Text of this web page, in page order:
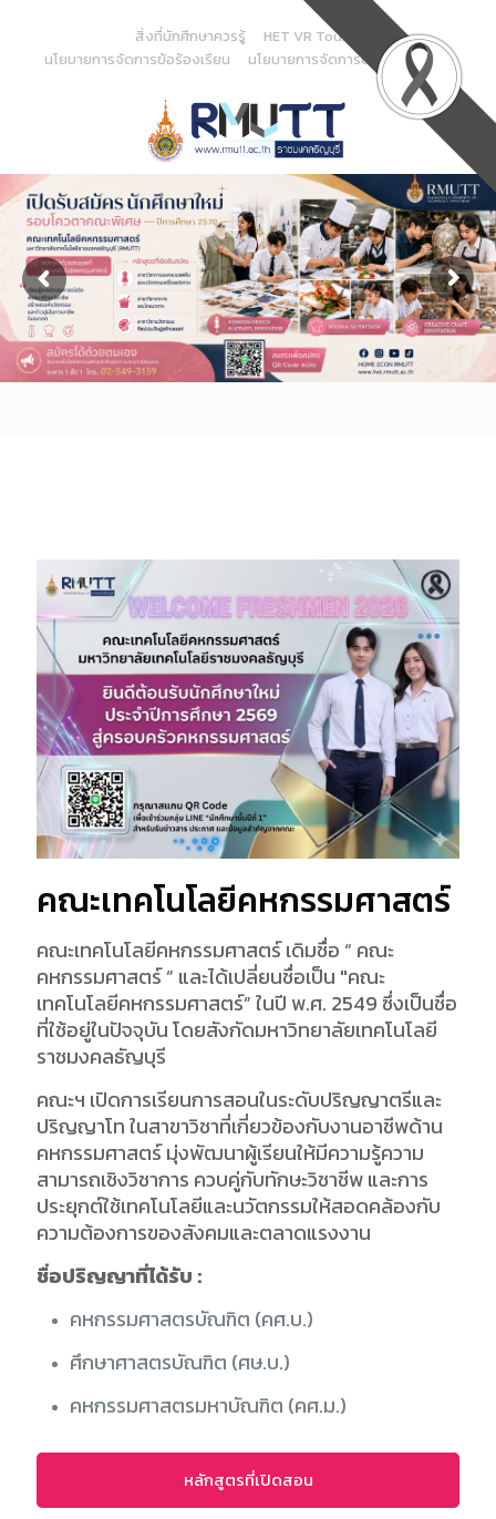
Content
สิ่งที่นักศึกษาควรรู้
HET VR Tour
นโยบายการจัดการข้อร้องเรียน
นโยบายการจัดการด้านสารสนเทศ
คณะเทคโนโลยีคหกรรมศาสตร์
คณะเทคโนโลยีคหกรรมศาสตร์ เดิมชื่อ “ คณะ
คหกรรมศาสตร์ ” และได้เปลี่ยนชื่อเป็น "คณะ
เทคโนโลยีคหกรรมศาสตร์” ในปี พ.ศ. 2549 ซึ่งเป็นชื่อ
ที่ใช้อยู่ในปัจจุบัน โดยสังกัดมหาวิทยาลัยเทคโนโลยี
ราชมงคลธัญบุรี
คณะฯ เปิดการเรียนการสอนในระดับปริญญาตรีและ
ปริญญาโท ในสาขาวิชาที่เกี่ยวข้องกับงานอาชีพด้าน
คหกรรมศาสตร์ มุ่งพัฒนาผู้เรียนให้มีความรู้ความ
สามารถเชิงวิชาการ ควบคู่กับทักษะวิชาชีพ และการ
ประยุกต์ใช้เทคโนโลยีและนวัตกรรมให้สอดคล้องกับ
ความต้องการของสังคมและตลาดแรงงาน
ชื่อปริญญาที่ได้รับ :
คหกรรมศาสตรบัณฑิต (คศ.บ.)
ศึกษาศาสตรบัณฑิต (ศษ.บ.)
คหกรรมศาสตรมหาบัณฑิต (คศ.ม.)
หลักสูตรที่เปิดสอน